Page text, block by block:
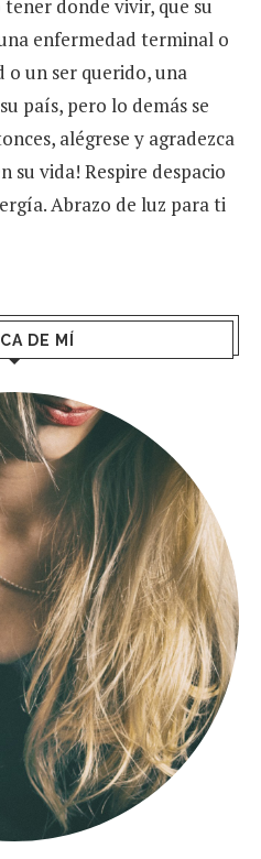
donde vivir, que su
enfermedad terminal o
un ser querido, una
país, pero lo demás se
alégrese y agradezca
su vida! Respire despacio
Abrazo de luz para ti
DE MÍ